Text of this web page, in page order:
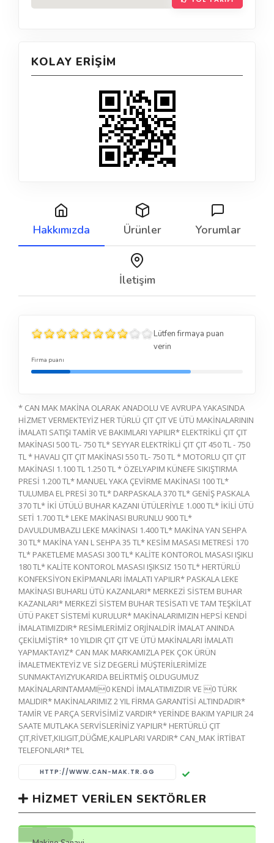
KOLAY ERIŞIM
Hakkımızda Ürünler Yorumlar
İletişim
Lütfen firmaya puan
verin
Firma puanı
* CAN MAK MAKİNA OLARAK ANADOLU VE AVRUPA YAKASINDA
HİZMET VERMEKTEYİZ HER TÜRLÜ ÇIT ÇIT VE ÜTÜ MAKİNALARININ
İMALATI SATIŞI TAMİR VE BAKIMLARI YAPILIR* ELEKTRİKLİ ÇIT ÇIT
MAKİNASI 500 TL- 750 TL* SEYYAR ELEKTRİKLİ ÇIT ÇIT 450 TL - 750
TL * HAVALI ÇIT ÇIT MAKİNASI 550 TL- 750 TL * MOTORLU ÇIT ÇIT
MAKİNASI 1.100 TL 1.250 TL * ÖZELYAPIM KÜNEFE SIKIŞTIRMA
PRESİ 1.200 TL* MANUEL YAKA ÇEVİRME MAKİNASI 100 TL*
TULUMBA EL PRESİ 30 TL* DARPASKALA 370 TL* GENİŞ PASKALA
370 TL* İKİ ÜTÜLÜ BUHAR KAZANI ÜTÜLERİYLE 1.000 TL* İKİLİ ÜTÜ
SETİ 1.700 TL* LEKE MAKİNASI BURUNLU 900 TL*
DAVULDUMBAZLI LEKE MAKİNASI 1.400 TL* MAKİNA YAN SEHPA
30 TL* MAKİNA YAN L SEHPA 35 TL* KESİM MASASI METRESİ 170
TL* PAKETLEME MASASI 300 TL* KALİTE KONTOROL MASASI IŞIKLI
180 TL* KALİTE KONTOROL MASASI IŞIKSIZ 150 TL* HERTÜRLÜ
KONFEKSİYON EKİPMANLARI İMALATI YAPILIR* PASKALA LEKE
MAKİNASI BUHARLI ÜTÜ KAZANLARI* MERKEZİ SİSTEM BUHAR
KAZANLARI* MERKEZİ SİSTEM BUHAR TESİSATI VE TAM TEŞKİLAT
ÜTÜ PAKET SİSTEMİ KURULUR* MAKİNALARIMIZIN HEPSİ KENDİ
İMALATIMIZDIR* RESİMLERİMİZ ORJİNALDİR İMALAT ANINDA
ÇEKİLMİŞTİR* 10 YILDIR ÇIT ÇIT VE ÜTÜ MAKİNALARI İMALATI
YAPMAKTAYIZ* CAN MAK MARKAMIZLA PEK ÇOK ÜRÜN
İMALETMEKTEYİZ VE SİZ DEGERLİ MÜŞTERİLERİMİZE
SUNMAKTAYIZYUKARIDA BELİRTMİŞ OLDUGUMUZ
MAKİNALARINTAMAMI0 KENDİ İMALATIMIZDIR VE 0 TÜRK
MALIDIR* MAKİNALARIMIZ 2 YIL FİRMA GARANTİSİ ALTINDADIR*
TAMİR VE PARÇA SERVİSİMİZ VARDIR* YERİNDE BAKIM YAPILIR 24
SAATE MUTLAKA SERVİSLERİNİZ YAPILIR* HERTÜRLÜ ÇIT
ÇIT,RİVET,KILIGIT,DÜĞME,KALIPLARI VARDIR* CAN_MAK İRTİBAT
TELEFONLARI* TEL
HTTP://WWW.CAN-MAK.TR.GG
HIZMET VERILEN SEKTÖRLER